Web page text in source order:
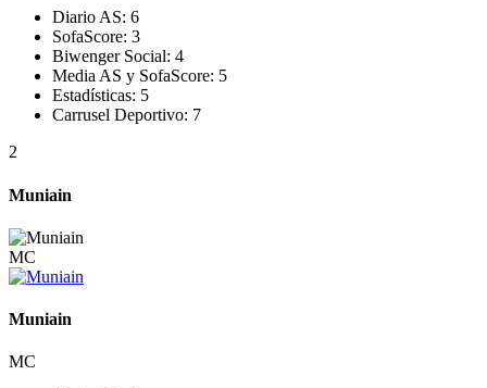
Diario AS: 6
SofaScore: 3
Biwenger Social: 4
Media AS y SofaScore: 5
Estadísticas: 5
Carrusel Deportivo: 7
2
Muniain
MC
Muniain
MC